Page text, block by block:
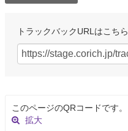
トラックバックURLはこちら
このページのQRコードです。
拡大